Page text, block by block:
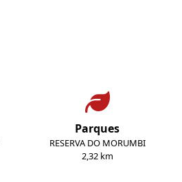
Parques
RESERVA DO MORUMBI
2,32 km